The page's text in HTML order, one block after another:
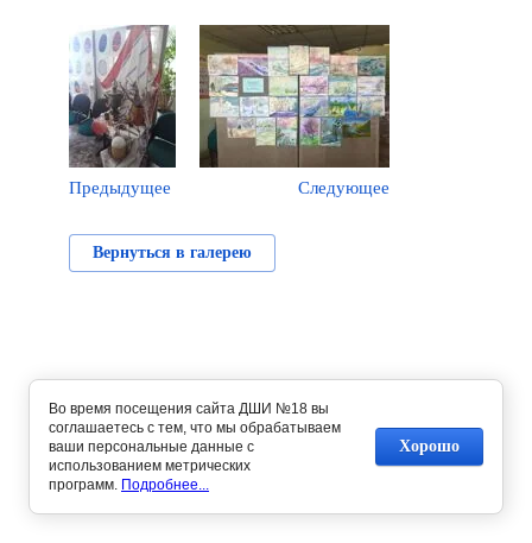
Предыдущее Следующее
Вернуться в галерею
Во время посещения сайта ДШИ №18 вы
соглашаетесь с тем, что мы обрабатываем
ваши персональные данные с
использованием метрических
программ. Подробнее...
Хорошо